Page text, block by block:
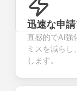
迅速な申
直感的でAI強
ミスを減ら
します。